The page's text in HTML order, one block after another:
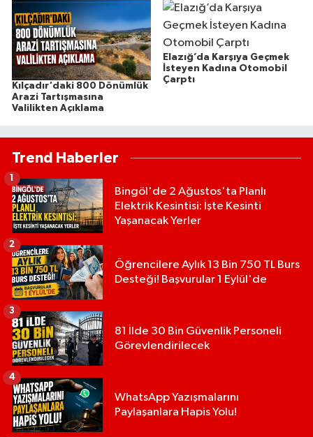
Kılçadır'daki 800 Dönümlük
Arazi Tartışmasına
Valilikten Açıklama
Elazığ’da Karşıya Geçmek
İsteyen Kadına Otomobil
Çarptı
Trend Haberler
Bingöl'de 2 Ağustos'ta Planlı
Elektrik Kesintisi: İşte Kesinti
Yaşanacak Yerler
Öğrencilere Aylık 13 Bin 750 TL Burs
Desteği! Başvurular 1 Eylül'de
2
81 İlde 30 Bin Güvenlik Personeli
Görevlendirilecek
3
WhatsApp Yazışmalarını
Paylaşanlara Hapis Yolu!
4